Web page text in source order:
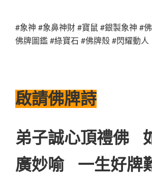
#象神 #象鼻神財 #寶鼠 #銀製象神 #
佛牌圖鑑 #綠寶石 #佛牌殼 #閃耀動人
啟請佛牌詩
弟子誠心頂禮佛
廣妙喻 一生好牌